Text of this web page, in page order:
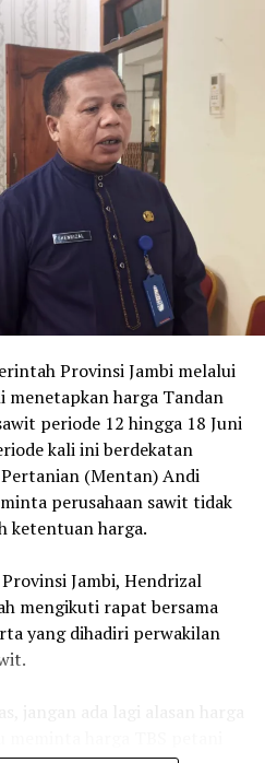
Provinsi Jambi melalui
menetapkan harga Tandan
periode 12 hingga 18 Juni
kali ini berdekatan
(Mentan) Andi
perusahaan sawit tidak
ketentuan harga.
Jambi, Hendrizal
mengikuti rapat bersama
yang dihadiri perwakilan